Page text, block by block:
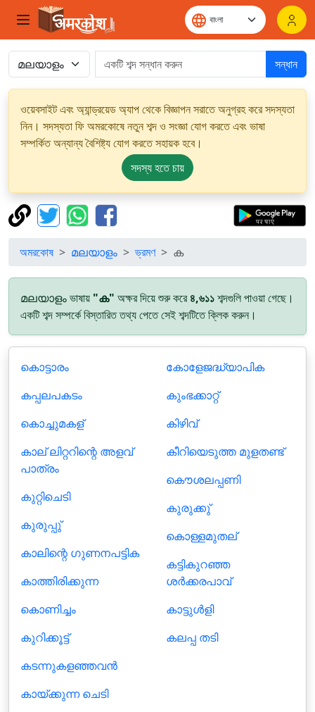
সন্ধান
ওয়েবসাইট এবং অ্যান্ড্রয়েড অ্যাপ থেকে বিজ্ঞাপন সরাতে অনুগ্রহ করে সদস্যতা
নিন। সদস্যতা ফি অমরকোষে নতুন শব্দ ও সংজ্ঞা যোগ করতে এবং ভাষা
সম্পর্কিত অন্যান্য বৈশিষ্ট্য যোগ করতে সহায়ক হবে।
সদস্য হতে চায়
অমরকোষ മലയാളം ভ্রমণ ക
മലയാളം ভাষায় "ക" অক্ষর দিয়ে শুরু করে৪,৬১১শব্দগুলি পাওয়া গেছে।
একটি শব্দ সম্পর্কে বিস্তারিত তথ্য পেতে সেই শব্দটিতে ক্লিক করুন।
കൊട്ടാരം
കപ്പലപകടം
കൊച്ചുമകള്
കാല് ലിറ്ററിന്റെ അളവ്
പാത്രം
കുറ്റിചെടി
കുരുപ്പു്
കാലിന്റെ ഗുണനപട്ടിക
കാത്തിരിക്കുന്ന
കൊണിച്ചം
കുറിക്കൂട്ട്
കോളേജദ്ധ്യാപിക
കുംഭക്കാറ്റ്
കിഴിവ്
കീറിയെടുത്ത മുളതണ്ട്
കൌശലപ്പണി
കുരുക്കു്
കൊള്ളമുതല്
കട്ടികുറഞ്ഞ
ശർക്കരപാവ്
കാട്ടുള്‍ളി
കലപ്പ തടി
കടന്നുകളഞ്ഞവന്‍
കായ്ക്കുന്ന ചെടി